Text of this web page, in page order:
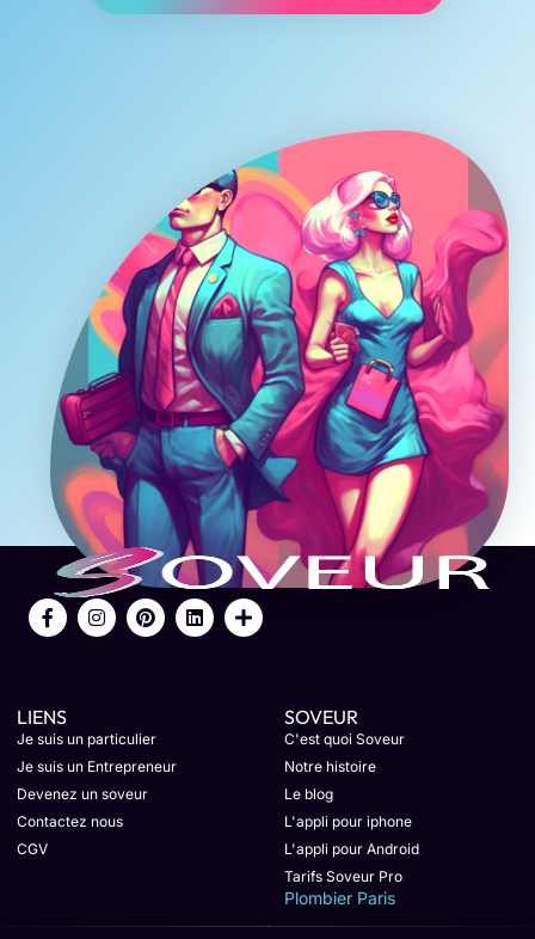
LIENS
Je suis un particulier
Je suis un Entrepreneur
Devenez un soveur
Contactez nous
CGV
SOVEUR
C'est quoi Soveur
Notre histoire
Le blog
L'appli pour iphone
L'appli pour Android
Tarifs Soveur Pro
Plombier Paris